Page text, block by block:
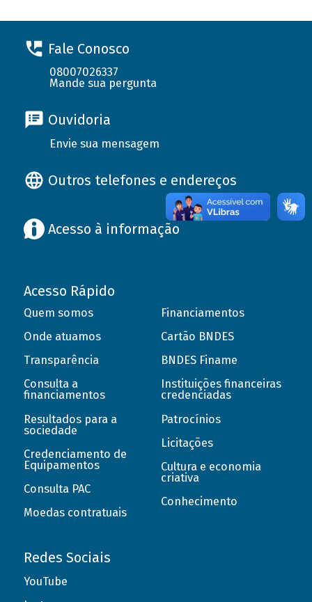
Fale Conosco
08007026337
Mande sua pergunta
Ouvidoria
Envie sua mensagem
Outros telefones e endereços
Acesso à informação
Acesso Rápido
Quem somos
Onde atuamos
Transparência
Consulta a
financiamentos
Resultados para a
sociedade
Credenciamento de
Equipamentos
Consulta PAC
Moedas contratuais
Financiamentos
Cartão BNDES
BNDES Finame
Instituições financeiras
credenciadas
Patrocínios
Licitações
Cultura e economia
criativa
Conhecimento
Redes Sociais
YouTube